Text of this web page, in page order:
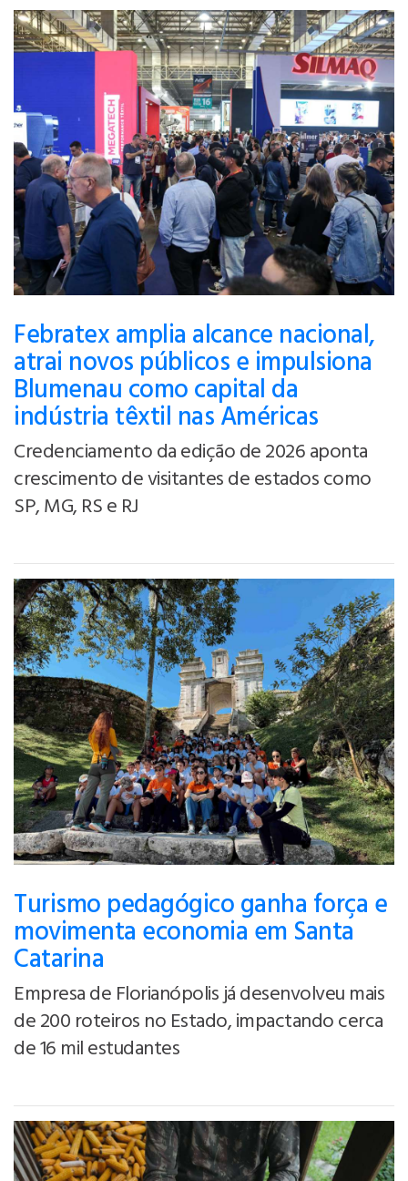
Febratex amplia alcance nacional,
atrai novos públicos e impulsiona
Blumenau como capital da
indústria têxtil nas Américas
Credenciamento da edição de 2026 aponta
crescimento de visitantes de estados como
SP, MG, RS e RJ
Turismo pedagógico ganha força e
movimenta economia em Santa
Catarina
Empresa de Florianópolis já desenvolveu mais
de 200 roteiros no Estado, impactando cerca
de 16 mil estudantes